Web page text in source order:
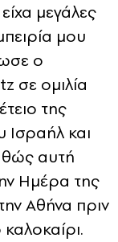
μεγάλες
μου
ο
σε ομιλία
της
Ισραήλ και
αυτή
Ημέρα της
Αθήνα πριν